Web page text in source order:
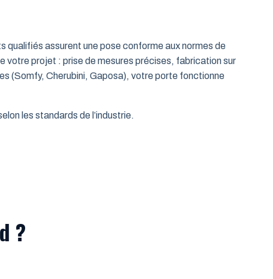
qualifiés assurent une pose conforme aux normes de
votre projet : prise de mesures précises, fabrication sur
(Somfy, Cherubini, Gaposa), votre porte fonctionne
les standards de l’industrie.
?